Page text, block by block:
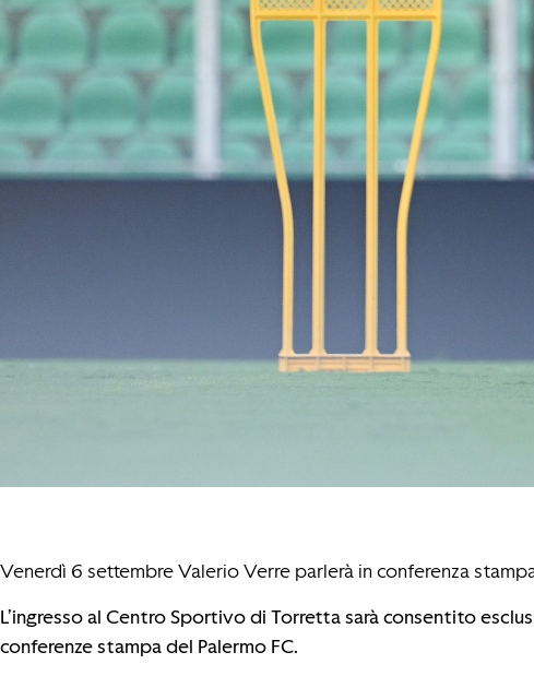
Venerdì 6 settembre Valerio Verre parlerà in conferenza
L’ingresso al Centro Sportivo di Torretta sarà consentito
conferenze stampa del Palermo FC.